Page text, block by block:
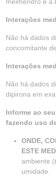
Interações
Não há dados
concomitante
Interações
Não há dados
dipirona em
Informe ao
fazendo uso
ONDE,
ESTE
ambiente
umidade.